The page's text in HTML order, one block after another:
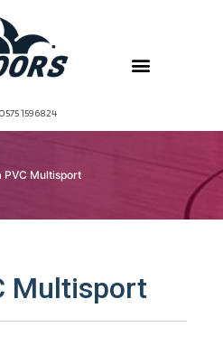
1596824
PVC Multisport
Multisport